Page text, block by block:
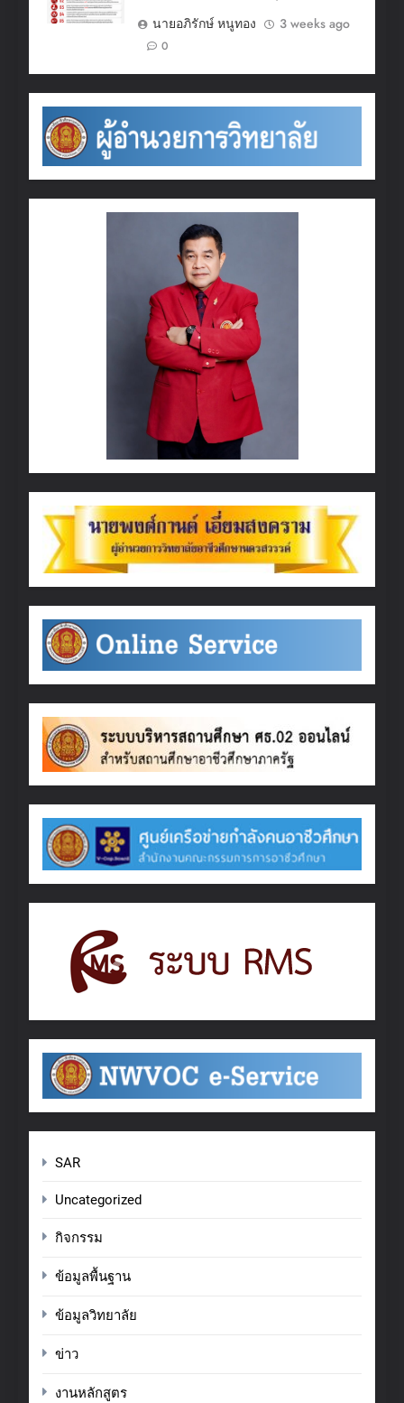
นายอภิรักษ์ หนูทอง
3 weeks ago
0
SAR
Uncategorized
กิจกรรม
ข้อมูลพื้นฐาน
ข้อมูลวิทยาลัย
ข่าว
งานหลักสูตร